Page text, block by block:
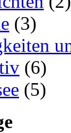
(3)
(6)
(5)